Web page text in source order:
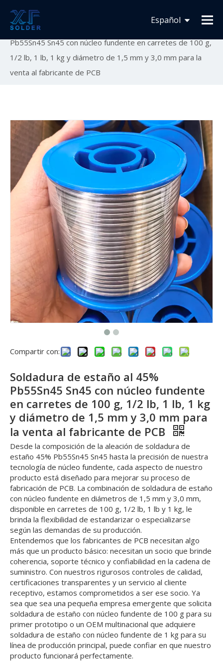
Español
Français
Usted está aquí:
soldaduras generales
Soldadura de estaño al 45%
Pb55Sn45 Sn45 con núcleo fundente en carretes de 100 g,
1/2 lb, 1 lb, 1 kg y diámetro de 1,5 mm y 3,0 mm para la
venta al fabricante de PCB
Compartir con:
Soldadura de estaño al 45%
Pb55Sn45 Sn45 con núcleo fundente
en carretes de 100 g, 1/2 lb, 1 lb, 1 kg
y diámetro de 1,5 mm y 3,0 mm para
la venta al fabricante de PCB
Desde la composición de la aleación de soldadura de
estaño 45% Pb55Sn45 Sn45 hasta la precisión de nuestra
tecnología de núcleo fundente, cada aspecto de nuestro
producto está diseñado para mejorar su proceso de
fabricación de PCB. La combinación de soldadura de estaño
con núcleo fundente en diámetros de 1,5 mm y 3,0 mm,
disponible en carretes de 100 g, 1/2 lb, 1 lb y 1 kg, le
brinda la flexibilidad de estandarizar o especializarse
según las demandas de su producción.
Entendemos que los fabricantes de PCB necesitan algo
más que un producto básico: necesitan un socio que brinde
coherencia, soporte técnico y confiabilidad en la cadena de
suministro. Con nuestros rigurosos controles de calidad,
certificaciones transparentes y un servicio al cliente
receptivo, estamos comprometidos a ser ese socio. Ya
sea que sea una pequeña empresa emergente que solicita
soldadura de estaño con núcleo fundente de 100 g para su
primer prototipo o un OEM multinacional que adquiere
soldadura de estaño con núcleo fundente de 1 kg para su
línea de producción principal, puede confiar en que nuestro
producto funcionará perfectamente.